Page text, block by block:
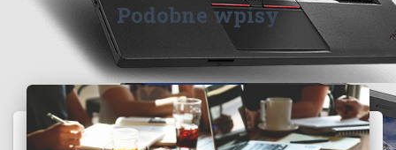
Podobne wpisy